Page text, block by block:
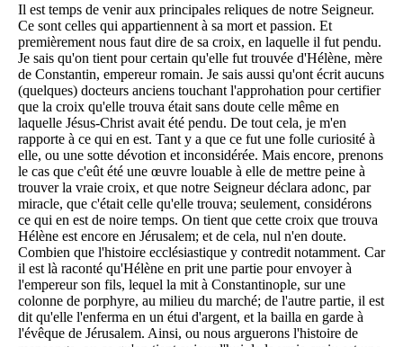
Il est temps de venir aux principales reliques de notre Seigneur.
Ce sont celles qui appartiennent à sa mort et passion. Et
premièrement nous faut dire de sa croix, en laquelle il fut pendu.
Je sais qu'on tient pour certain qu'elle fut trouvée d'Hélène, mère
de Constantin, empereur romain. Je sais aussi qu'ont écrit aucuns
(quelques) docteurs anciens touchant l'approhation pour certifier
que la croix qu'elle trouva était sans doute celle même en
laquelle Jésus-Christ avait été pendu. De tout cela, je m'en
rapporte à ce qui en est. Tant y a que ce fut une folle curiosité à
elle, ou une sotte dévotion et inconsidérée. Mais encore, prenons
le cas que c'eût été une œuvre louable à elle de mettre peine à
trouver la vraie croix, et que notre Seigneur déclara adonc, par
miracle, que c'était celle qu'elle trouva; seulement, considérons
ce qui en est de noire temps. On tient que cette croix que trouva
Hélène est encore en Jérusalem; et de cela, nul n'en doute.
Combien que l'histoire ecclésiastique y contredit notamment. Car
il est là raconté qu'Hélène en prit une partie pour envoyer à
l'empereur son fils, lequel la mit à Constantinople, sur une
colonne de porphyre, au milieu du marché; de l'autre partie, il est
dit qu'elle l'enferma en un étui d'argent, et la bailla en garde à
l'évêque de Jérusalem. Ainsi, ou nous arguerons l'histoire de